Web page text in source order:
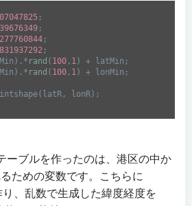
;
;
;
;
rand ( 100 , 1 ) + latMin;
rand ( 100 , 1 ) + lonMin;
lonR);
ーブルを作ったのは、港区の中か
ための変数です。こちらに
、乱数で生成した緯度経度を